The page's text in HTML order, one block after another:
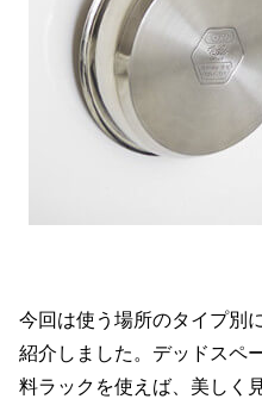
今回は使う場所のタイプ別
紹介しました。デッドスペ
料ラックを使えば、美しく